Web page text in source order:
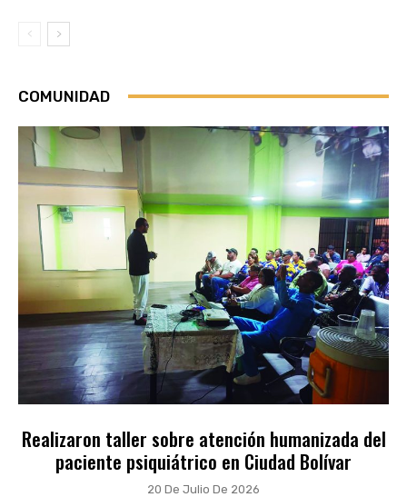
COMUNIDAD
Realizaron taller sobre atención humanizada del
paciente psiquiátrico en Ciudad Bolívar
20 De Julio De 2026